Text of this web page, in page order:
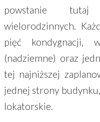
powstanie tutaj
wielorodzinnych.
pięć kondygnacji,
(nadziemne) oraz
tej najniższej
jednej strony
lokatorskie.